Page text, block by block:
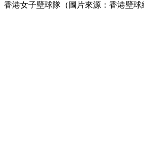
香港女子壁球隊（圖片來源：香港壁球